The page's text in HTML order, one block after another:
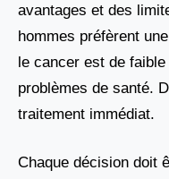
avantages et des
hommes préfèrent
le cancer est de faible
problèmes de santé.
traitement immédiat.
Chaque décision doit